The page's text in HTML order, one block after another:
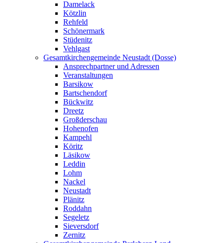
Damelack
Kötzlin
Rehfeld
Schönermark
Stüdenitz
Vehlgast
Gesamtkirchengemeinde Neustadt (Dosse)
Ansprechpartner und Adressen
Veranstaltungen
Barsikow
Bartschendorf
Bückwitz
Dreetz
Großderschau
Hohenofen
Kampehl
Köritz
Läsikow
Leddin
Lohm
Nackel
Neustadt
Plänitz
Roddahn
Segeletz
Sieversdorf
Zernitz